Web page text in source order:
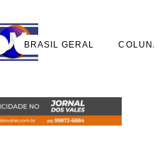
BRASIL GERAL COLUNA